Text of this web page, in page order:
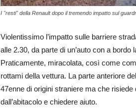
I "resti" della Renault dopo il tremendo impatto sul
Violentissimo l’impatto sulle barriere
alle 2.30, da parte di un’auto con a
Praticamente, miracolata, così come
rottami della vettura. La parte anteriore
47enne di origini straniere ma che
dall’abitacolo e chiedere aiuto.